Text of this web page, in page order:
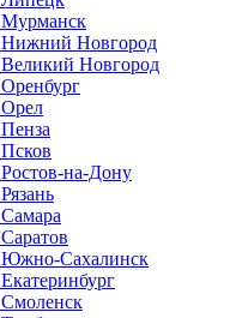
Мурманск
Нижний Новгород
Великий Новгород
Оренбург
Орел
Пенза
Псков
Ростов-на-Дону
Рязань
Самара
Саратов
Южно-Сахалинск
Екатеринбург
Смоленск